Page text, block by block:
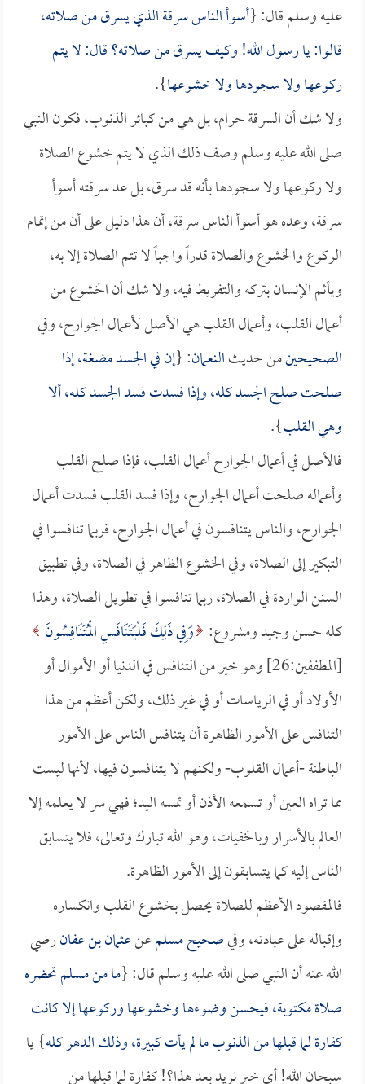
عليه وسلم قال: {أسوأ الناس سرقة الذي يسرق من صلاته،
قالوا: يا رسول الله! وكيف يسرق من صلاته؟ قال: لا يتم
ركوعها ولا سجودها ولا خشوعها}.
ولا شك أن السرقة حرام، بل هي من كبائر الذنوب، فكون النبي
صلى الله عليه وسلم وصف ذلك الذي لا يتم خشوع الصلاة
ولا ركوعها ولا سجودها بأنه قد سرق، بل عد سرقته أسوأ
سرقة، وعده هو أسوأ الناس سرقة، أن هذا دليل على أن من إتمام
الركوع والخشوع والصلاة قدراً واجباً لا تتم الصلاة إلا به،
ويأثم الإنسان بتركه والتفريط فيه، ولا شك أن الخشوع من
أعمال القلب، وأعمال القلب هي الأصل لأعمال الجوارح، وفي
الصحيحينمن حديثالنعمان: {إن في الجسد مضغة، إذا
صلحت صلح الجسد كله، وإذا فسدت فسد الجسد كله، ألا
وهي القلب}.
فالأصل في أعمال الجوارح أعمال القلب، فإذا صلح القلب
وأعماله صلحت أعمال الجوارح، وإذا فسد القلب فسدت أعمال
الجوارح، والناس يتنافسون في أعمال الجوارح، فربما تنافسوا في
التبكير إلى الصلاة، وفي الخشوع الظاهر في الصلاة، وفي تطبيق
السنن الواردة في الصلاة، ربما تنافسوا في تطويل الصلاة، وهذا
كله حسن وجيد ومشروع: وَفِي ذَلِكَ فَلْيَتَنَافَسِ الْمُتَنَافِسُونَ
[المطففين:26] وهو خير من التنافس في الدنيا أو الأموال أو
الأولاد أو في الرياسات أو في غير ذلك، ولكن أعظم من هذا
التنافس على الأمور الظاهرة أن يتنافس الناس على الأمور
الباطنة -أعمال القلوب- ولكنهم لا يتنافسون فيها، لأنها ليست
مما تراه العين أو تسمعه الأذن أو تمسه اليد؛ فهي سر لا يعلمه إلا
العالم بالأسرار وبالخفيات، وهو الله تبارك وتعالى، فلا يتسابق
الناس إليه كما يتسابقون إلى الأمور الظاهرة.
فالمقصود الأعظم للصلاة يحصل بخشوع القلب وانكساره
وإقباله على عبادته، وفيصحيح مسلمعنعثمان بن عفانرضي
الله عنه أن النبي صلى الله عليه وسلم قال: {ما من مسلم تحضره
صلاة مكتوبة، فيحسن وضوءها وخشوعها وركوعها إلا كانت
كفارة لما قبلها من الذنوب ما لم يأت كبيرة، وذلك الدهر كله} يا